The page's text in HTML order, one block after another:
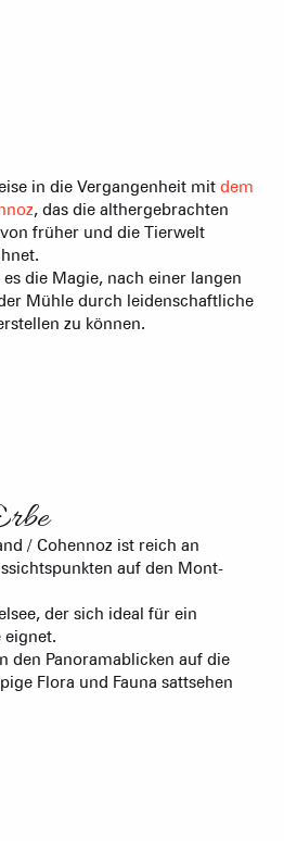
in die Vergangenheit mit dem
, das die althergebrachten
früher und die Tierwelt
es die Magie, nach einer langen
Mühle durch leidenschaftliche
zu können.
/ Cohennoz ist reich an
auf den Mont-
der sich ideal für ein
eignet.
den Panoramablicken auf die
Flora und Fauna sattsehen